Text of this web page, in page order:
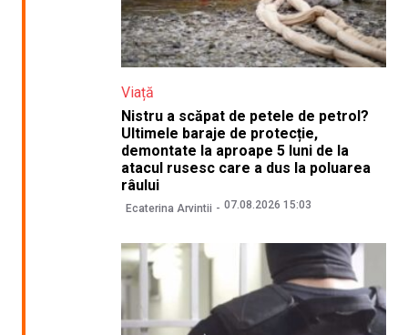
Viață
Nistru a scăpat de petele de petrol?
Ultimele baraje de protecție,
demontate la aproape 5 luni de la
atacul rusesc care a dus la poluarea
râului
Ecaterina Arvintii 07.08.2026 15:03